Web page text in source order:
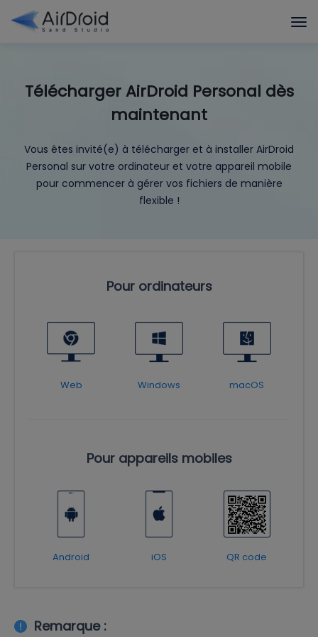
Télécharger AirDroid Personal dès
maintenant
Vous êtes invité(e) à télécharger et à installer AirDroid
Personal sur votre ordinateur et votre appareil mobile
pour commencer à gérer vos fichiers de manière
flexible !
Pour ordinateurs
Web Windows macOS
Pour appareils mobiles
Android iOS QR code
Remarque :